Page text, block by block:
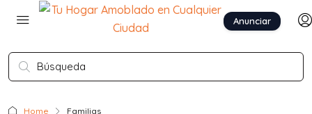
Anunciar
Home Familias